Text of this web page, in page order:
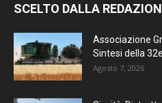
SCELTO DALLA
Associazione
Sintesi della
Agosto 7, 2026